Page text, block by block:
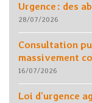
Urgence : des
28/07/2026
Consultation
massivement
16/07/2026
Loi d’urgence